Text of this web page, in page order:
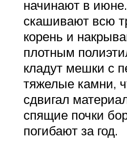
начинают в
скашивают всю
корень и
плотным
кладут мешки с
тяжелые камни,
сдвигал
спящие почки
погибают за год.